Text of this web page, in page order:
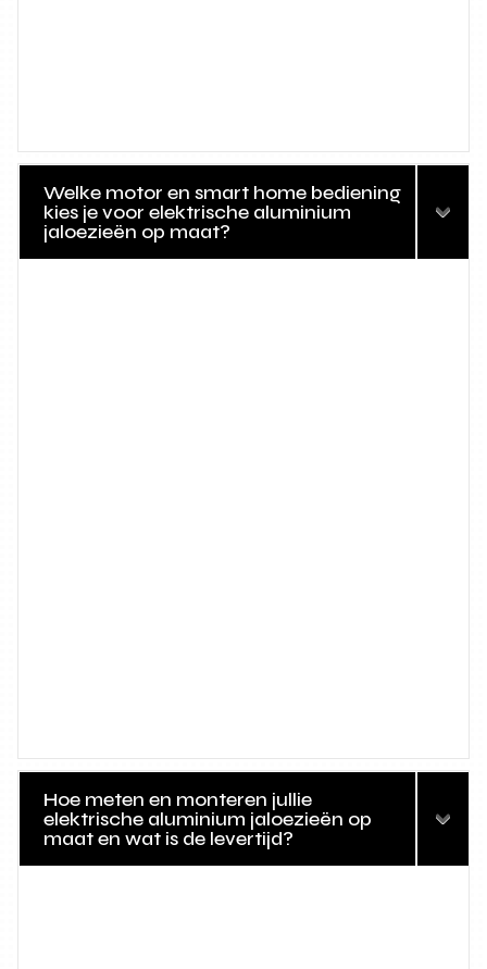
Welke motor en smart home bediening
kies je voor elektrische aluminium
jaloezieën op maat?
Hoe meten en monteren jullie
elektrische aluminium jaloezieën op
maat en wat is de levertijd?